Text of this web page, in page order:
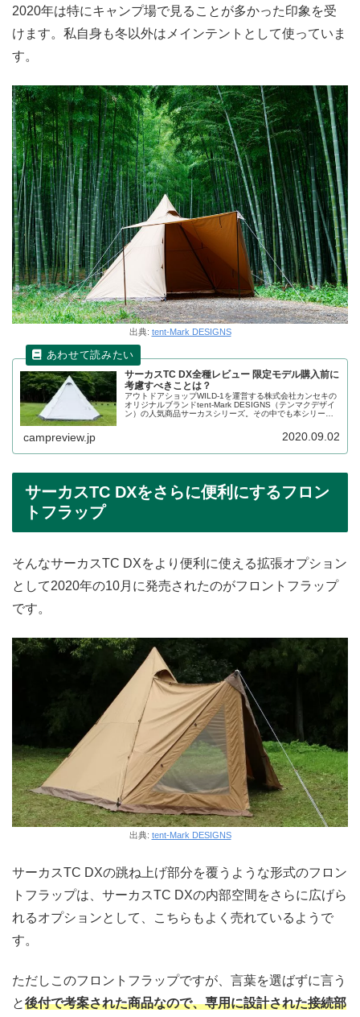
2020年は特にキャンプ場で見ることが多かった印象を受
けます。私自身も冬以外はメインテントとして使っていま
す。
出典: tent-Mark DESIGNS
サーカスTC DX全種レビュー 限定モデル購入前に
考慮すべきことは？
アウトドアショップWILD-1を運営する株式会社カンセキの
オリジナルブランドtent-Mark DESIGNS（テンマクデザイ
ン）の人気商品サーカスシリーズ。その中でも本シリーズ
ボモデルが出ています。それら全種についてレビューしま
campreview.jp 2020.09.02
サーカスTC DXをさらに便利にするフロン
トフラップ
そんなサーカスTC DXをより便利に使える拡張オプション
として2020年の10月に発売されたのがフロントフラップ
です。
出典: tent-Mark DESIGNS
サーカスTC DXの跳ね上げ部分を覆うような形式のフロン
トフラップは、サーカスTC DXの内部空間をさらに広げら
れるオプションとして、こちらもよく売れているようで
す。
ただしこのフロントフラップですが、言葉を選ばずに言う
と後付で考案された商品なので、専用に設計された接続部